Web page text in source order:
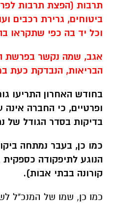
תרבות (הפצת תרבות
ביטוחים, גרירת רכבים
וכל יד בה כפי שתקראו
אגב, שמה נקשר בפרשת
הבריאות, הנבדקת כעת
בחודש האחרון התריעו
ופרטיים, כי החברה
בדיקות בסדר הגודל של
כמו כן, בעבר נמתחה
הנוגע לתיפקודה
קורונה בבתי אבות).
כמו כן, שמו של המנכ"ל